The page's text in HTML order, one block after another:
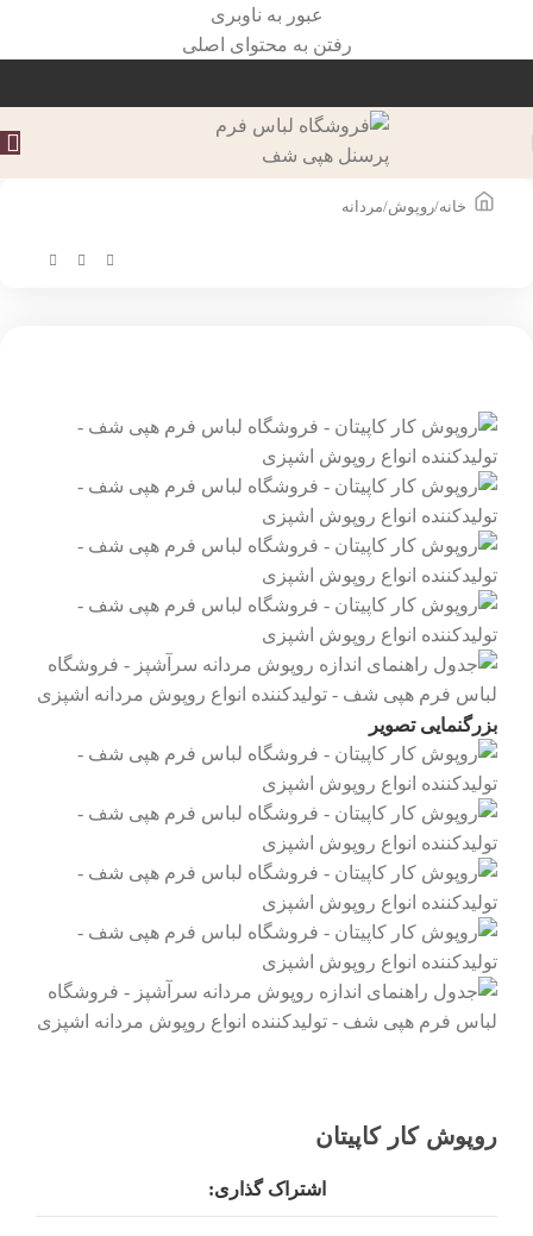
عبور به ناوبری
رفتن به محتوای اصلی
خانه/روپوش/مردانه
بزرگنمایی تصویر
روپوش کار کاپیتان
اشتراک گذاری: